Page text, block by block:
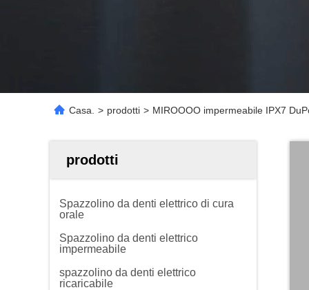
Casa. > prodotti > MIROOOO impermeabile IPX7
prodotti
Spazzolino da denti elettrico di cura
orale
Spazzolino da denti elettrico
impermeabile
spazzolino da denti elettrico
ricaricabile